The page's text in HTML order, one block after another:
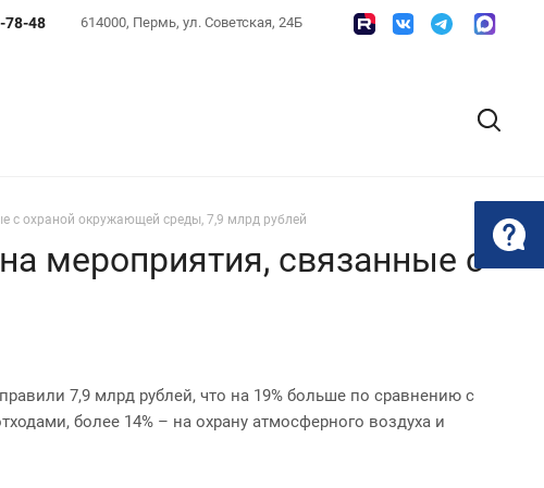
614000, Пермь, ул. Советская, 24Б
78-48
с охраной окружающей среды, 7,9 млрд рублей
мероприятия, связанные с
7,9 млрд рублей, что на 19% больше по сравнению с
более 14% – на охрану атмосферного воздуха и